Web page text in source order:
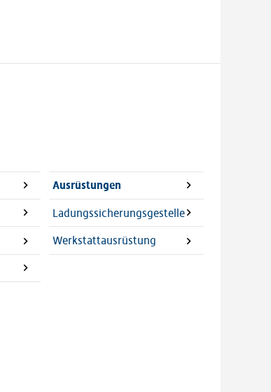
Ausrüstungen
Ladungssicherungsgestelle
Werkstattausrüstung